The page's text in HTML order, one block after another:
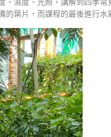
濕度、光照，講解到四季常
葉片，而課程的最後進行水